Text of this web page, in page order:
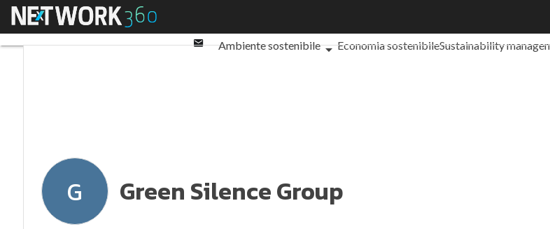
Menu
EmailAmbiente sostenibile
Economia sostenibileSustainability
G Green Silence Group